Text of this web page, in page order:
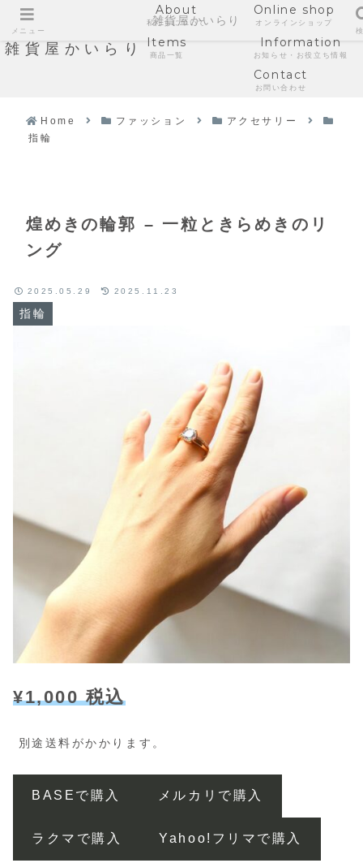
雑貨屋かいらり
About
私たちについて
Online shop
オンラインショップ
Items
商品一覧
Information
お知らせ・お役立ち情報
Contact
お問い合わせ
Home ファッション
アクセサリー
指輪
煌めきの輪郭 – 一粒ときらめきのリ
ング
指輪
2025.05.29 2025.11.23
¥1,000 税込
別途送料がかかります。
BASEで購入 メルカリで購入
ラクマで購入 Yahoo!フリマで購入
メニュー
雑貨屋かいらり